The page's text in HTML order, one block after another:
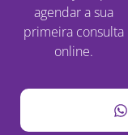
agendar a sua
primeira consulta
online.